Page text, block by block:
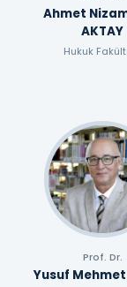
Ahmet
AKTAY
Hukuk
Prof. Dr.
Yusuf Mehmet